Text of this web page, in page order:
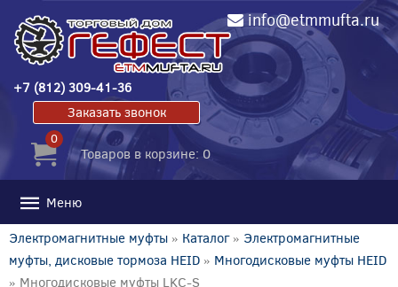
info@etmmufta.ru
+7 (812) 309-41-36
Заказать звонок
0
Товаров в корзине: 0
Меню
Электромагнитные муфты » Каталог» Электромагнитные
муфты, дисковые тормоза HEID » Многодисковые муфты HEID
» Многодисковые муфты LKC-S